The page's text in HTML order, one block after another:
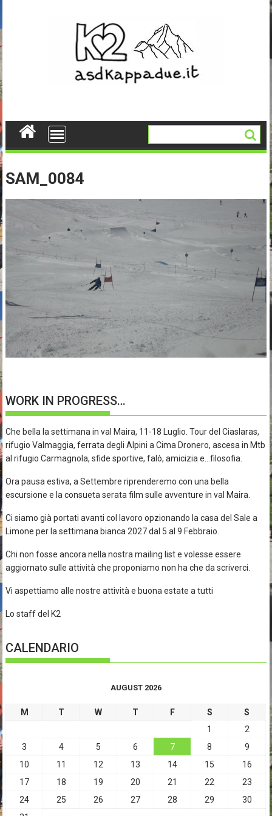
content
SAM_0084
WORK IN PROGRESS…
Che bella la settimana in val Maira, 11-18 Luglio. Tour del Ciaslaras,
rifugio Valmaggia, ferrata degli Alpini a Cima Dronero, ascesa in Mtb
al rifugio Carmagnola, sfide sportive, falò, amicizia e…filosofia.
Ora pausa estiva, a Settembre riprenderemo con una bella
escursione e la consueta serata film sulle avventure in val Maira.
Ci siamo già portati avanti col lavoro opzionando la casa del Sale a
Limone per la settimana bianca 2027 dal 5 al 9 Febbraio.
Chi non fosse ancora nella nostra mailing list e volesse essere
aggiornato sulle attività che proponiamo non ha che da scriverci.
Vi aspettiamo alle nostre attività e buona estate a tutti
Lo staff del K2
CALENDARIO
AUGUST 2026
M T W T F S
S
1
2
3
4 5 6 7 8
9
10
11 12 13 14 15
16
17
18 19 20 21 22
23
24
25 26 27 28 29
30